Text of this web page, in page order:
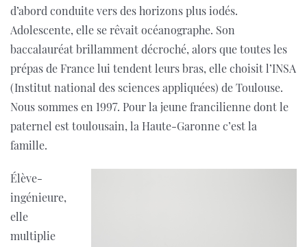
d’abord conduite vers des horizons plus iodés.
Adolescente, elle se rêvait océanographe. Son
baccalauréat brillamment décroché, alors que toutes les
prépas de France lui tendent leurs bras, elle choisit l’INSA
(Institut national des sciences appliquées) de Toulouse.
Nous sommes en 1997. Pour la jeune francilienne dont le
paternel est toulousain, la Haute-Garonne c’est la
famille.
Élève-
ingénieure,
elle
multiplie